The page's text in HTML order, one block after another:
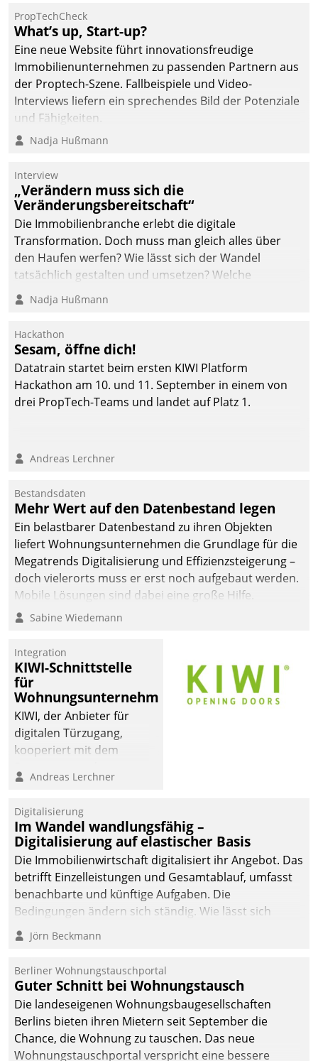
operativen
Instandhaltung in die
SAP-Systemlandschaft
deutscher
Wohnungsunternehmen
– und beschleunigt damit
Mieteranliegen zum
PropTechCheck
What’s up, Start-up?
Eine neue Website führt innovationsfreudige
Immobilienunternehmen zu passenden Partnern aus
der Proptech-Szene. Fallbeispiele und Video-
Interviews liefern ein sprechendes Bild der Potenziale
und Fähigkeiten.
Nadja Hußmann
Interview
„Verändern muss sich die
Veränderungsbereitschaft“
Die Immobilienbranche erlebt die digitale
Transformation. Doch muss man gleich alles über
den Haufen werfen? Wie lässt sich der Wandel
tatsächlich gestalten und umsetzen? Welche
Argumente zählen wirklich?
Nadja Hußmann
Hackathon
Sesam, öffne dich!
Datatrain startet beim ersten KIWI Platform
Hackathon am 10. und 11. September in einem von
drei PropTech-Teams und landet auf Platz 1.
Andreas Lerchner
Bestandsdaten
Mehr Wert auf den Datenbestand legen
Ein belastbarer Datenbestand zu ihren Objekten
liefert Wohnungsunternehmen die Grundlage für die
Megatrends Digitalisierung und Effizienzsteigerung –
doch vielerorts muss er erst noch aufgebaut werden.
Mobile Lösungen sind dabei eine große Hilfe.
Sabine Wiedemann
Integration
KIWI-Schnittstelle
für
Wohnungsunternehmen
KIWI, der Anbieter für
digitalen Türzugang,
kooperiert mit dem
Softwareentwicklungshaus
Andreas Lerchner
Digitalisierung
Im Wandel wandlungsfähig –
Digitalisierung auf elastischer Basis
Die Immobilienwirtschaft digitalisiert ihr Angebot. Das
betrifft Einzelleistungen und Gesamtablauf, umfasst
benachbarte und künftige Aufgaben. Die
Bedingungen ändern sich ständig. Wie lässt sich
technisch die Kontrolle wahren und zugleich Freiraum
fürs Wachsen öffnen?
Jörn Beckmann
Berliner Wohnungstauschportal
Guter Schnitt bei Wohnungstausch
Die landeseigenen Wohnungsbaugesellschaften
Berlins bieten ihren Mietern seit September die
Chance, die Wohnung zu tauschen. Das neue
Wohnungstauschportal verspricht eine bessere